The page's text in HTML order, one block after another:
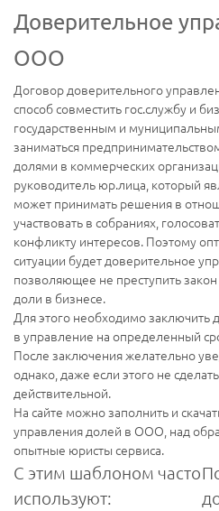
Доверительное
ООО
Договор доверительного
способ совместить гос.службу и
государственным и
заниматься
долями в коммерческих
руководитель юр.лица, который
может принимать решения в
участвовать в собраниях,
конфликту интересов. Поэтому
ситуации будет доверительное
позволяющее не преступить закон
доли в бизнесе.
Для этого необходимо заключить
в управление на определенный
После заключения желательно
однако, даже если этого не
действительной.
На сайте можно заполнить и
управления долей в ООО, над
опытные юристы сервиса.
С этим шаблоном часто
используют: